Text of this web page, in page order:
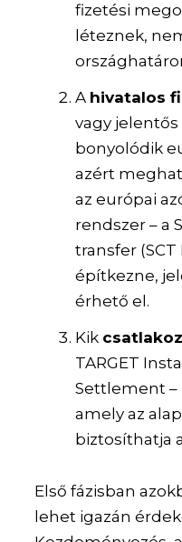
fizetési
léteznek,
A hivatalos
vagy
bonyolódik
azért
az európai
rendszer – a
transfer (SCT
építkezne,
érhető el.
Kik
TARGET
Settlement –
amely az
biztosíthatja
Első fázisban
lehet igazán